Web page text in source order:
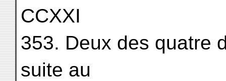
CCXXI
353. Deux des quatre
suite au